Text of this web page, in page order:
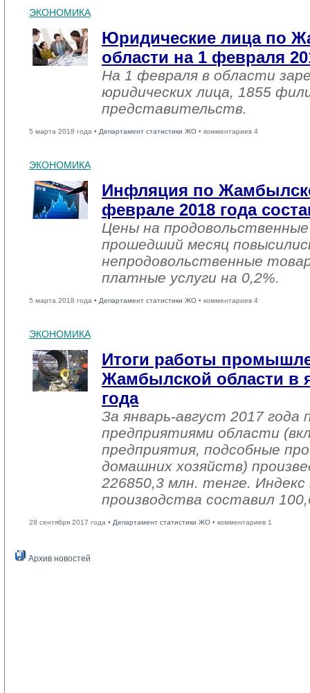
ЭКОНОМИКА
Юридические лица по
области на 1 февраля
На 1 февраля в области
юридических лица, 1855
представительств.
5 марта 2018 года • Департамент статистики ЖО • комментариев 4
ЭКОНОМИКА
Инфляция по
феврале 2018 года
Цены на
прошедший месяц
непродовольственные
платные услуги на 0,2%.
5 марта 2018 года • Департамент статистики ЖО • комментариев 4
ЭКОНОМИКА
Итоги работы
Жамбылской области в
года
За январь-август 2017
предприятиями области
предприятия, подсобные
домашних хозяйств)
226850,3 млн. тенге.
производства составил
28 сентября 2017 года • Департамент статистики ЖО • комментариев 1
Архив новостей